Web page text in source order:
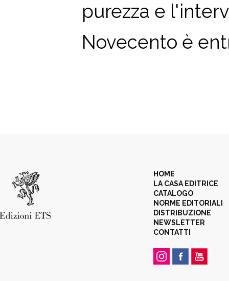
purezza e
Novecento è
HOME
LA CASA EDITRICE
CATALOGO
NORME EDITORIALI
DISTRIBUZIONE
NEWSLETTER
CONTATTI